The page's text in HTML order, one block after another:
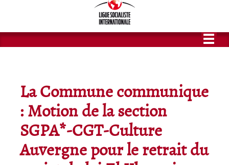
La Commune communique
: Motion de la section
SGPA*-CGT-Culture
Auvergne pour le retrait du